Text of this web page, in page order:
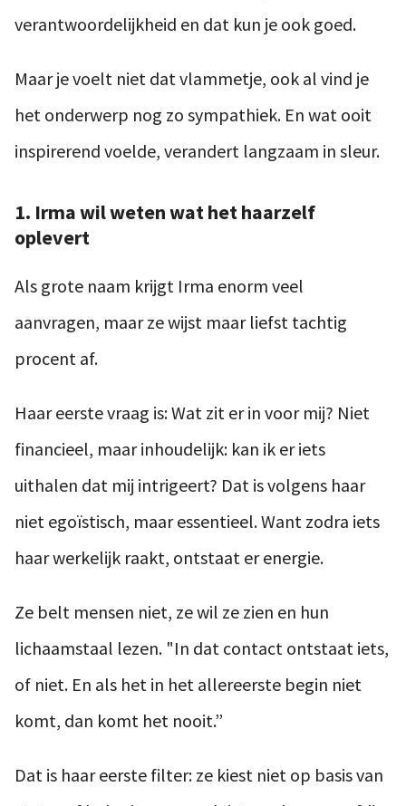
verantwoordelijkheid en dat kun je ook goed.
Maar je voelt niet dat vlammetje, ook al vind je
het onderwerp nog zo sympathiek. En wat ooit
inspirerend voelde, verandert langzaam in sleur.
1. Irma wil weten wat het haarzelf
oplevert
Als grote naam krijgt Irma enorm veel
aanvragen, maar ze wijst maar liefst tachtig
procent af.
Haar eerste vraag is: Wat zit er in voor mij? Niet
financieel, maar inhoudelijk: kan ik er iets
uithalen dat mij intrigeert? Dat is volgens haar
niet egoïstisch, maar essentieel. Want zodra iets
haar werkelijk raakt, ontstaat er energie.
Ze belt mensen niet, ze wil ze zien en hun
lichaamstaal lezen. "In dat contact ontstaat iets,
of niet. En als het in het allereerste begin niet
komt, dan komt het nooit.”
Dat is haar eerste filter: ze kiest niet op basis van